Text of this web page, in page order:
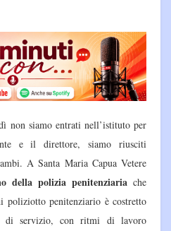
non siamo entrati nell’istituto per
e il direttore, siamo riusciti
A Santa Maria Capua Vetere
della polizia penitenziaria che
poliziotto penitenziario è costretto
di servizio, con ritmi di lavoro